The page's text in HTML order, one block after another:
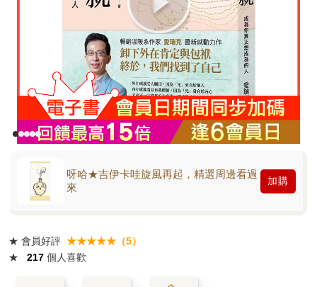
呀哈★吉伊卡哇旋風再起，精選周邊看過
來
加購
★ 會員好評 ★★★★★（5）
★
217 個人喜歡